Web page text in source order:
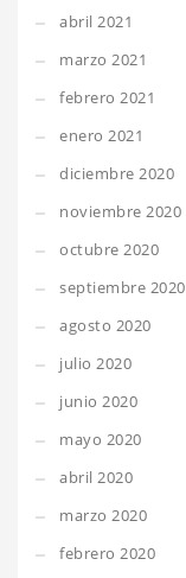
abril 2021
marzo 2021
febrero 2021
enero 2021
diciembre 2020
noviembre 2020
octubre 2020
septiembre 2020
agosto 2020
julio 2020
junio 2020
mayo 2020
abril 2020
marzo 2020
febrero 2020